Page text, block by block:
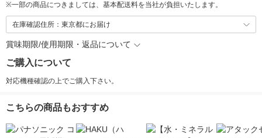
※一部の商品につきましては、基本配送料を当社が負担いたします。
在庫確認住所：東京都にお届け
賞味期限/使用期限・返品について
ご購入について
対応機種確認の上でご購入下さい。
こちらの商品もおすすめ